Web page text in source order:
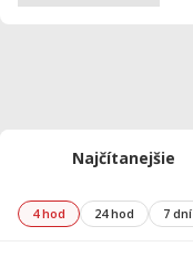
Najčítanejšie
4 hod 24 hod 7 dní